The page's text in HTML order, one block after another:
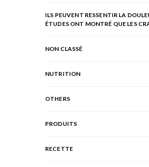
ILS PEUVENT RESSENTIR LA
ÉTUDES ONT MONTRÉ QUE LES
NON CLASSÉ
NUTRITION
OTHERS
PRODUITS
RECETTE